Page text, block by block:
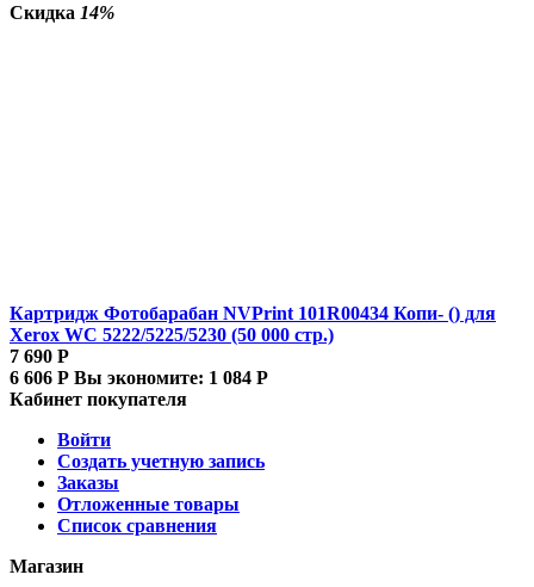
Скидка 14%
Картридж Фотобарабан NVPrint 101R00434 Копи- () для
Xerox WC 5222/5225/5230 (50 000 стр.)
7 690 Р
6 606 Р Вы экономите: 1 084 Р
Кабинет покупателя
Войти
Создать учетную запись
Заказы
Отложенные товары
Список сравнения
Магазин